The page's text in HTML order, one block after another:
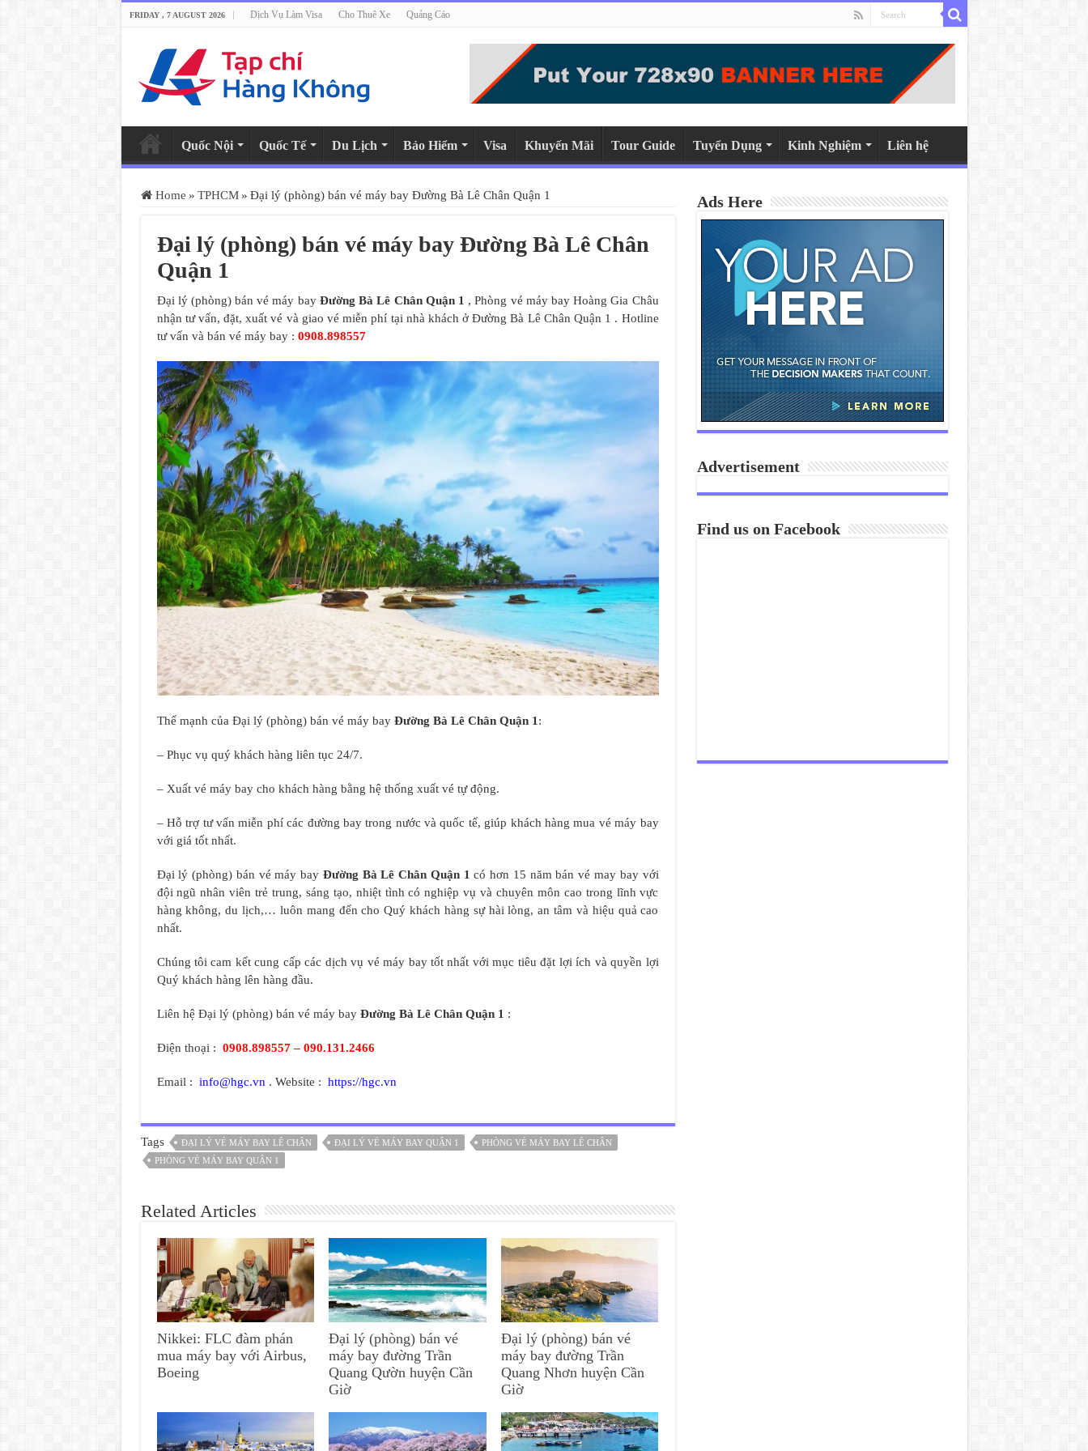
FRIDAY , 7 AUGUST 2026 Dịch Vụ Làm Visa Cho Thuê Xe Quảng Cáo
Quốc Nội Quốc Tế Du Lịch Bảo Hiểm Visa Khuyến Mãi Tour Guide Tuyển Dụng Kinh Nghiệm Liên hệ
Home » TPHCM » Đại lý (phòng) bán vé máy bay Đường Bà Lê Chân Quận 1
Đại lý (phòng) bán vé máy bay Đường Bà Lê Chân
Quận 1
Đại lý (phòng) bán vé máy bay Đường Bà Lê Chân Quận 1 , Phòng vé máy bay Hoàng Gia Châu
nhận tư vấn, đặt, xuất vé và giao vé miễn phí tại nhà khách ở Đường Bà Lê Chân Quận 1 . Hotline
tư vấn và bán vé máy bay : 0908.898557
Thế mạnh của Đại lý (phòng) bán vé máy bay Đường Bà Lê Chân Quận 1:
– Phục vụ quý khách hàng liên tục 24/7.
– Xuất vé máy bay cho khách hàng bằng hệ thống xuất vé tự động.
– Hỗ trợ tư vấn miễn phí các đường bay trong nước và quốc tế, giúp khách hàng mua vé máy bay
với giá tốt nhất.
Đại lý (phòng) bán vé máy bay Đường Bà Lê Chân Quận 1 có hơn 15 năm bán vé may bay với
đội ngũ nhân viên trẻ trung, sáng tạo, nhiệt tình có nghiệp vụ và chuyên môn cao trong lĩnh vực
hàng không, du lịch,… luôn mang đến cho Quý khách hàng sự hài lòng, an tâm và hiệu quả cao
nhất.
Chúng tôi cam kết cung cấp các dịch vụ vé máy bay tốt nhất với mục tiêu đặt lợi ích và quyền lợi
Quý khách hàng lên hàng đầu.
Liên hệ Đại lý (phòng) bán vé máy bay Đường Bà Lê Chân Quận 1 :
Điện thoại : 0908.898557 – 090.131.2466
Email : info@hgc.vn. Website : https://hgc.vn
Tags ĐẠI LÝ VÉ MÁY BAY LÊ CHÂN ĐẠI LÝ VÉ MÁY BAY QUẬN 1
PHÒNG VÉ MÁY BAY LÊ CHÂN
PHÒNG VÉ MÁY BAY QUẬN 1
Related Articles
Nikkei: FLC đàm phán
mua máy bay với Airbus,
Boeing
Đại lý (phòng) bán vé
máy bay đường Trần
Quang Qườn huyện Cần
Giờ
Đại lý (phòng) bán vé
máy bay đường Trần
Quang Nhơn huyện Cần
Giờ
Ads Here
Advertisement
Find us on Facebook